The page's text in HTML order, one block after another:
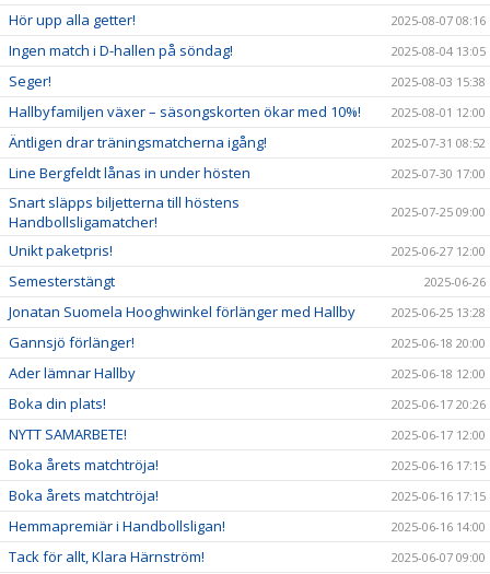
Hör upp alla getter! 2025-08-07 08:16
Ingen match i D-hallen på söndag! 2025-08-04 13:05
Seger! 2025-08-03 15:38
Hallbyfamiljen växer – säsongskorten ökar med 10%! 2025-08-01 12:00
Äntligen drar träningsmatcherna igång! 2025-07-31 08:52
Line Bergfeldt lånas in under hösten 2025-07-30 17:00
Snart släpps biljetterna till höstens
Handbollsligamatcher!
2025-07-25 09:00
Unikt paketpris! 2025-06-27 12:00
Semesterstängt 2025-06-26
Jonatan Suomela Hooghwinkel förlänger med Hallby 2025-06-25 13:28
Gannsjö förlänger! 2025-06-18 20:00
Ader lämnar Hallby 2025-06-18 12:00
Boka din plats! 2025-06-17 20:26
NYTT SAMARBETE! 2025-06-17 12:00
Boka årets matchtröja! 2025-06-16 17:15
Boka årets matchtröja! 2025-06-16 17:15
Hemmapremiär i Handbollsligan! 2025-06-16 14:00
Tack för allt, Klara Härnström! 2025-06-07 09:00